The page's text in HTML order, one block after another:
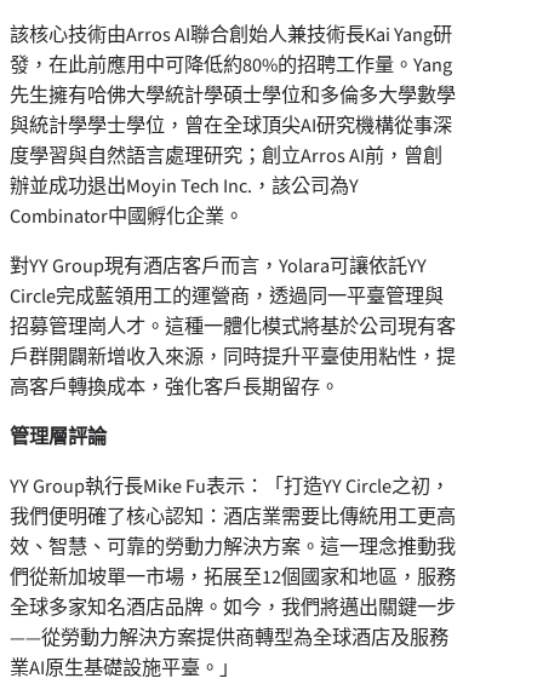
該核心技術由Arros AI聯合創始人兼技術長Kai Yang研
發，在此前應用中可降低約80%的招聘工作量。Yang
先生擁有哈佛大學統計學碩士學位和多倫多大學數學
與統計學學士學位，曾在全球頂尖AI研究機構從事深
度學習與自然語言處理研究；創立Arros AI前，曾創
辦並成功退出Moyin Tech Inc.，該公司為Y
Combinator中國孵化企業。
對YY Group現有酒店客戶而言，Yolara可讓依託YY
Circle完成藍領用工的運營商，透過同一平臺管理與
招募管理崗人才。這種一體化模式將基於公司現有客
戶群開闢新增收入來源，同時提升平臺使用粘性，提
高客戶轉換成本，強化客戶長期留存。
管理層評論
YY Group執行長Mike Fu表示：「打造YY Circle之初，
我們便明確了核心認知：酒店業需要比傳統用工更高
效、智慧、可靠的勞動力解決方案。這一理念推動我
們從新加坡單一市場，拓展至12個國家和地區，服務
全球多家知名酒店品牌。如今，我們將邁出關鍵一步
——從勞動力解決方案提供商轉型為全球酒店及服務
業AI原生基礎設施平臺。」